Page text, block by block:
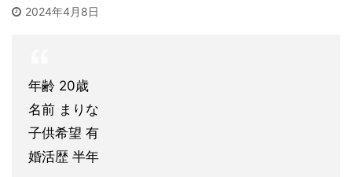
2024年4月8日
年齢 20歳
名前 まりな
子供希望 有
婚活歴 半年